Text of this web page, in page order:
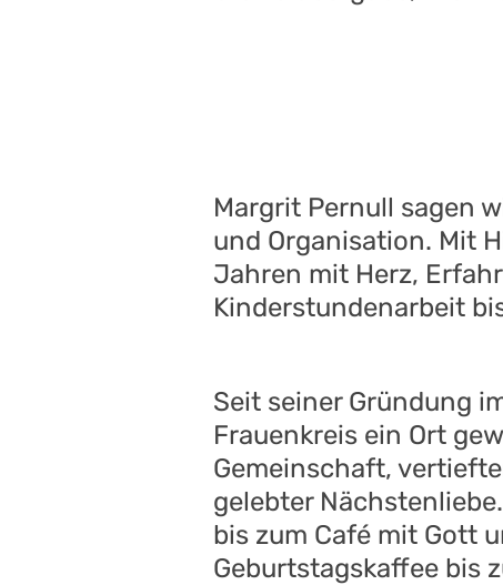
Margrit Pernull sagen
und Organisation. Mit
Jahren mit Herz,
Kinderstundenarbeit
Seit seiner Gründung
Frauenkreis ein Ort
Gemeinschaft,
gelebter
bis zum Café mit Gott
Geburtstagskaffee bis